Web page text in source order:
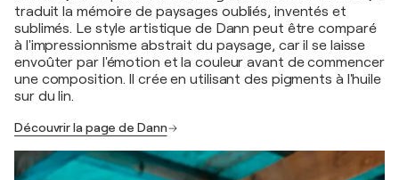
traduit la mémoire de paysages oubliés, inventés et
sublimés. Le style artistique de Dann peut être comparé
à l'impressionnisme abstrait du paysage, car il se laisse
envoûter par l'émotion et la couleur avant de commencer
une composition. Il crée en utilisant des pigments à l'huile
sur du lin.
Découvrir la page de Dann